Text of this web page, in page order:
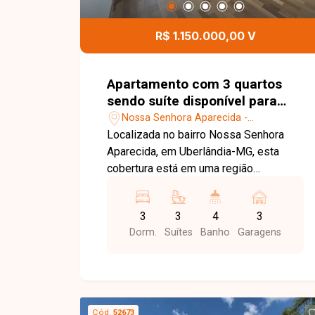
contato e agende sua visita para
R$ 1.150.000,00 V
Apartamento com 3 quartos
sendo suíte disponível para
venda no bairro Nossa Senhora
Aparecida em Uberlândia-MG
Nossa Senhora Aparecida -
Uberlândia/MG
Localizada no bairro Nossa Senhora
Aparecida, em Uberlândia-MG, esta
cobertura está em uma região
infraestrutura e fácil acesso às
principais avenidas da cidade. Além
disso, está próxima a supermercados,
qualidade de vida. A cobertura possui
3
Dorm.
3
Suítes
4
Banho
3
Garagens
Cód. 52673